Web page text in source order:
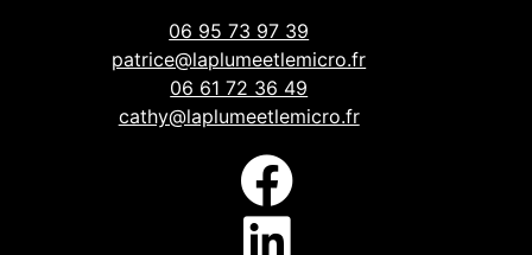
06 95 73 97 39
patrice@laplumeetlemicro.fr
06 61 72 36 49
cathy@laplumeetlemicro.fr